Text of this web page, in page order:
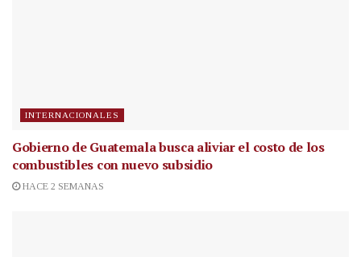
INTERNACIONALES
Gobierno de Guatemala busca aliviar el costo de los
combustibles con nuevo subsidio
HACE 2 SEMANAS